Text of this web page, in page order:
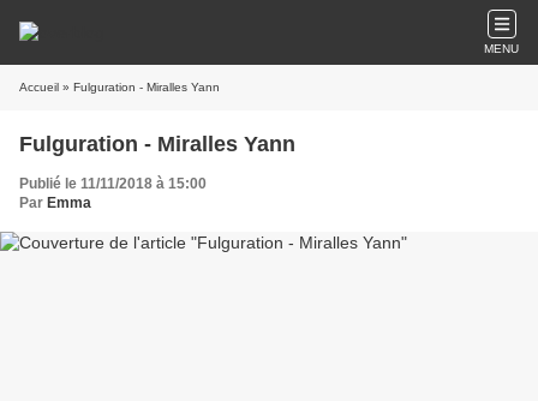
MENU
Accueil » Fulguration - Miralles Yann
Fulguration - Miralles Yann
Publié le 11/11/2018 à 15:00
Par Emma